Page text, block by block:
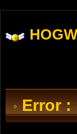
Error :